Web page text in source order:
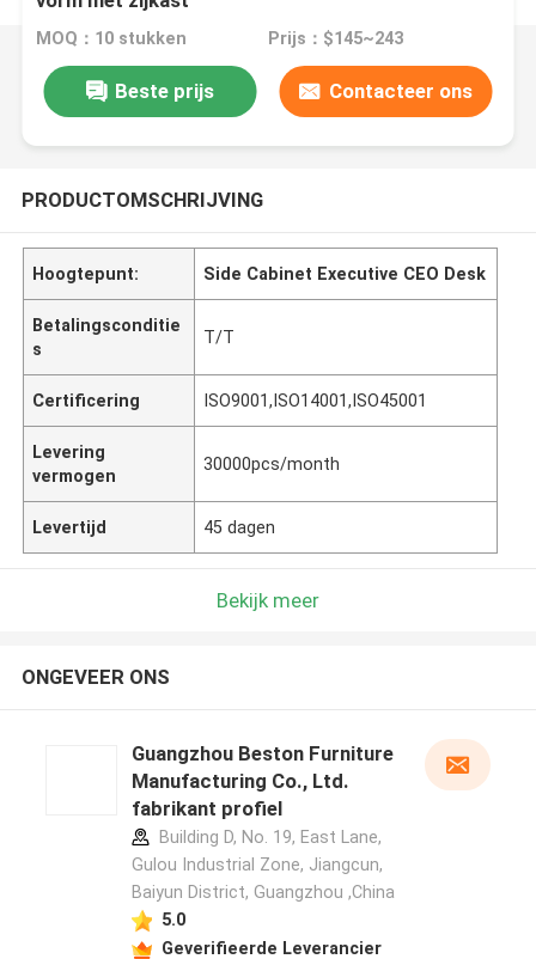
MOQ：10 stukken Prijs：$145~243
Beste prijs Contacteer ons
PRODUCTOMSCHRIJVING
Hoogtepunt: Side Cabinet Executive CEO Desk
Betalingsconditie
s
T/T
Certificering ISO9001,ISO14001,ISO45001
Levering
vermogen
30000pcs/month
Levertijd 45 dagen
Bekijk meer
ONGEVEER ONS
Guangzhou Beston Furniture
Manufacturing Co., Ltd.
fabrikant profiel
Building D, No. 19, East Lane,
Gulou Industrial Zone, Jiangcun,
Baiyun District, Guangzhou ,China
5.0
Geverifieerde Leverancier